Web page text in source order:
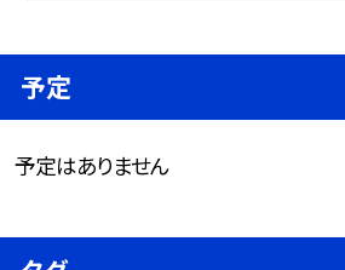
予定
予定はありません